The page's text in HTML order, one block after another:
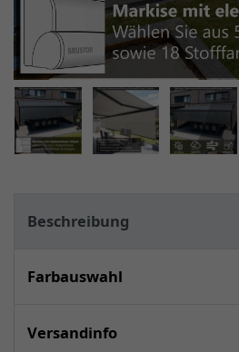
Beschreibung
Farbauswahl
Versandinfo